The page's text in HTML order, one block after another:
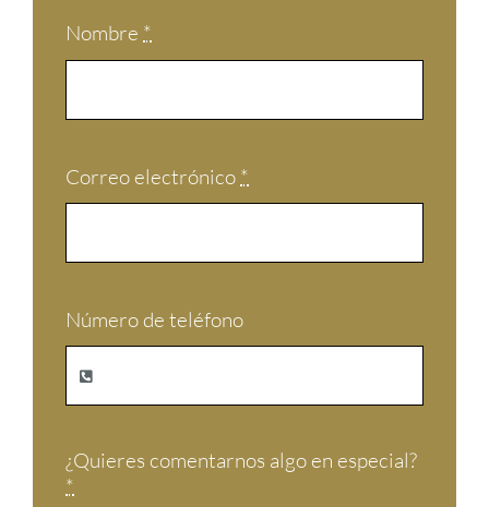
Nombre *
Correo electrónico *
Número de teléfono
¿Quieres comentarnos algo en especial?
*